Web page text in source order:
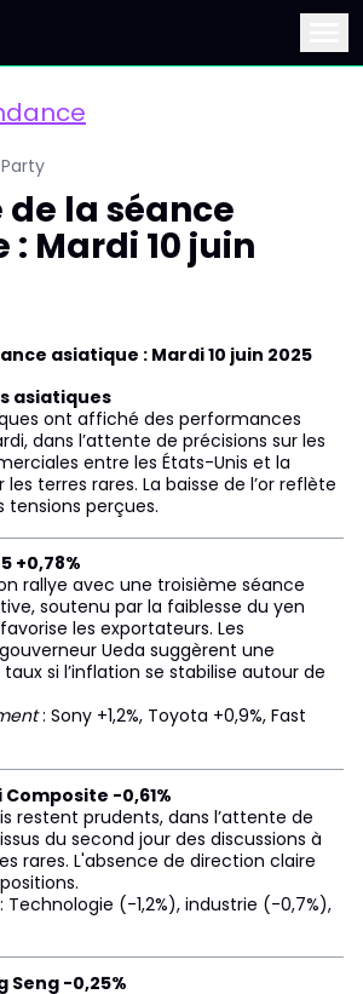
si vous cliquez dessus, vous serez
de la séance
Mardi 10 juin
asiatique : Mardi 10 juin 2025
asiatiques
ont affiché des performances
dans l’attente de précisions sur les
entre les États-Unis et la
terres rares. La baisse de l’or reflète
perçues.
+0,78%
rallye avec une troisième séance
soutenu par la faiblesse du yen
les exportateurs. Les
Ueda suggèrent une
si l’inflation se stabilise autour de
: Sony +1,2%, Toyota +0,9%, Fast
-0,61%
restent prudents, dans l’attente de
du second jour des discussions à
rares. L'absence de direction claire
Technologie (-1,2%), industrie (-0,7%),
Seng -0,25%